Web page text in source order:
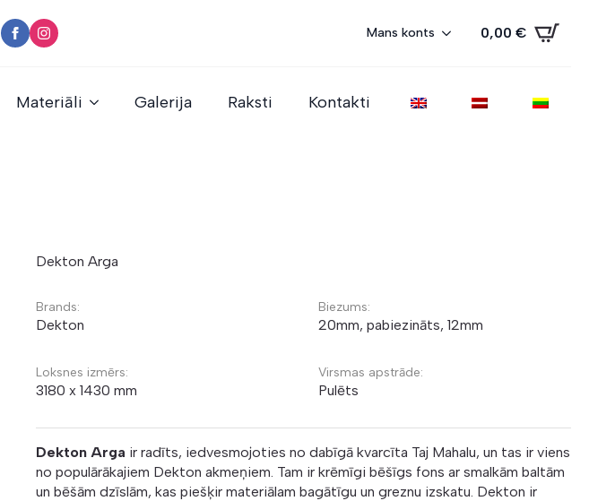
Mans konts 0,00 €
Materiāli Galerija Raksti Kontakti
Dekton Arga
Brands:
Dekton
Biezums:
20mm, pabiezināts, 12mm
Loksnes izmērs:
3180 x 1430 mm
Virsmas apstrāde:
Pulēts
Dekton Arga ir radīts, iedvesmojoties no dabīgā kvarcīta Taj Mahalu, un tas ir viens
no populārākajiem Dekton akmeņiem. Tam ir krēmīgi bēšīgs fons ar smalkām baltām
un bēšām dzīslām, kas piešķir materiālam bagātīgu un greznu izskatu. Dekton ir